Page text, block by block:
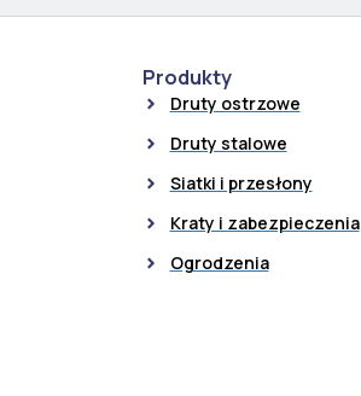
Produkty
Druty ostrzowe
Druty stalowe
Siatki i przesłony
Kraty i zabezpieczenia
Ogrodzenia